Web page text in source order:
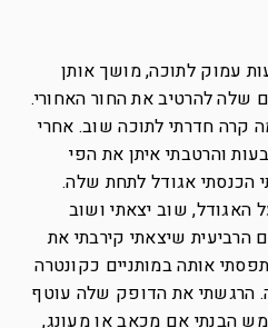
ודחפתי 2 אצבעות עמוק לתוכה, מושך אותן
להרטיב את החור האחורי.
קרה חדרתי לתוכה שוב. אחרי
והרטבתי איתן את הפי
אגודל לתחת שלה.
שוב יצאתי ושוב
שיצאתי קירבתי את
אותה במותניים כקונטרה
הרגשתי את הדופק שלה עוטף
הבנתי אם מכאב או מעונג,